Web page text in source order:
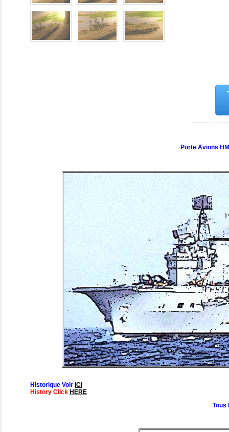
Porte Avions
Historique Voir ICI
History Click HERE
Tous